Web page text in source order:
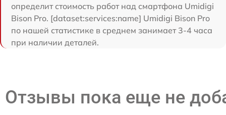
определит стоимость работ над смартфона Umidigi
Bison Pro. [dataset:services:name] Umidigi Bison Pro
по нашей статистике в среднем занимает 3-4 часа
при наличии деталей.
Отзывы пока еще не